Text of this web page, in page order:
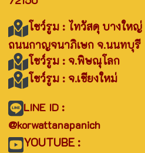
โชว์รูม : ไทวัสดุ บางใหญ่
ถนนกาญจนาภิเษก จ.นนทบุรี
โชว์รูม : จ.พิษณุโลก
โชว์รูม : จ.เชียงใหม่
LINE ID :
@korwattanapanich
YOUTUBE :